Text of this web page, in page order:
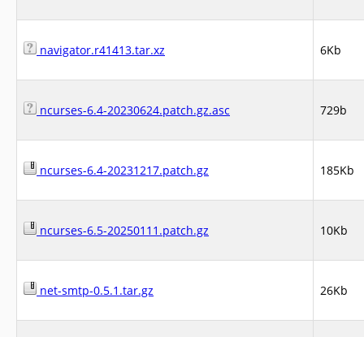
navigator.r41413.tar.xz 6Kb
ncurses-6.4-20230624.patch.gz.asc 729b
ncurses-6.4-20231217.patch.gz 185Kb
ncurses-6.5-20250111.patch.gz 10Kb
net-smtp-0.5.1.tar.gz 26Kb